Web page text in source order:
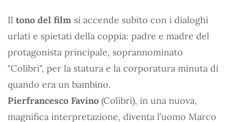
Il tono del film si accende subito con i dialoghi
urlati e spietati della coppia: padre e madre del
protagonista principale, soprannominato
"Colibrì", per la statura e la corporatura minuta di
quando era un bambino.
Pierfrancesco Favino (Colibrì), in una nuova,
magnifica interpretazione, diventa l’uomo Marco